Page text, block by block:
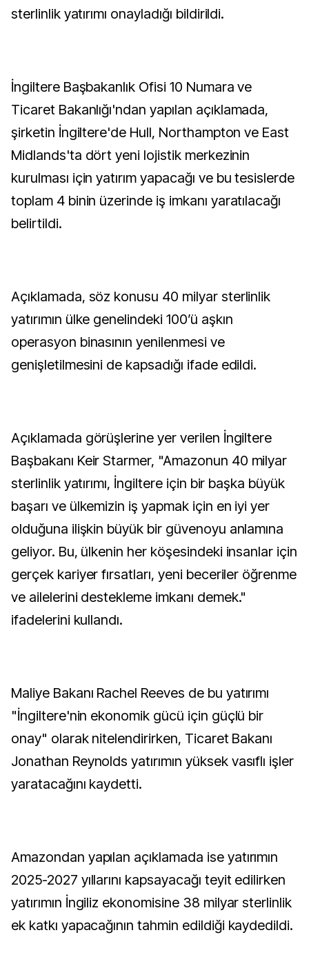
sterlinlik yatırımı onayladığı bildirildi.
İngiltere Başbakanlık Ofisi 10 Numara ve
Ticaret Bakanlığı'ndan yapılan açıklamada,
şirketin İngiltere'de Hull, Northampton ve East
Midlands'ta dört yeni lojistik merkezinin
kurulması için yatırım yapacağı ve bu tesislerde
toplam 4 binin üzerinde iş imkanı yaratılacağı
belirtildi.
Açıklamada, söz konusu 40 milyar sterlinlik
yatırımın ülke genelindeki 100’ü aşkın
operasyon binasının yenilenmesi ve
genişletilmesini de kapsadığı ifade edildi.
Açıklamada görüşlerine yer verilen İngiltere
Başbakanı Keir Starmer, "Amazonun 40 milyar
sterlinlik yatırımı, İngiltere için bir başka büyük
başarı ve ülkemizin iş yapmak için en iyi yer
olduğuna ilişkin büyük bir güvenoyu anlamına
geliyor. Bu, ülkenin her köşesindeki insanlar için
gerçek kariyer fırsatları, yeni beceriler öğrenme
ve ailelerini destekleme imkanı demek."
ifadelerini kullandı.
Maliye Bakanı Rachel Reeves de bu yatırımı
"İngiltere'nin ekonomik gücü için güçlü bir
onay" olarak nitelendirirken, Ticaret Bakanı
Jonathan Reynolds yatırımın yüksek vasıflı işler
yaratacağını kaydetti.
Amazondan yapılan açıklamada ise yatırımın
2025-2027 yıllarını kapsayacağı teyit edilirken
yatırımın İngiliz ekonomisine 38 milyar sterlinlik
ek katkı yapacağının tahmin edildiği kaydedildi.